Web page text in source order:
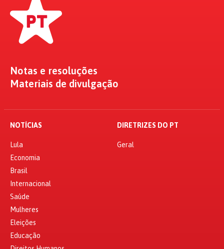
Notas e resoluções
Materiais de divulgação
NOTÍCIAS
Lula
Economia
Brasil
Internacional
Saúde
Mulheres
Eleições
Educação
DIRETRIZES DO PT
Geral